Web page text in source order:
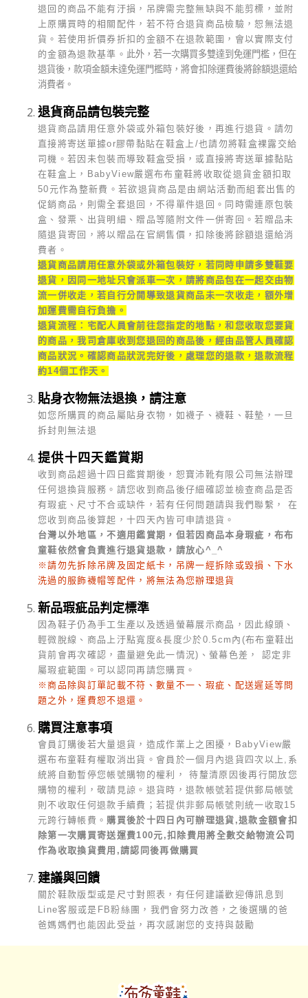
退回的商品不能有汙損，吊牌需完整無缺與不能剪標，並附
上原購買時的相關配件，若不符合退貨商品檢驗，恕無法退
貨。若使用折價券折扣的金額不在退款範圍，會以實際支付
的金額為退款基準。 此外，若一次購買多雙達到免運門檻，但在
退貨後，款項金額未達免運門檻時，將會扣除運費後將餘額退還給
消費者。
退貨商品請包裝完整
退貨商品請用任意外袋或外箱包裝好後，再進行退貨。請勿
直接將寄送單據or膠帶黏貼在鞋盒上/也請勿將鞋盒裸露交給
司機。若因未包裝而導致鞋盒受損，或直接將寄送單據黏貼
在鞋盒上，BabyView嚴選布布童鞋將收取從退貨金額扣取
50元作為整新費。若欲退貨商品是由網站活動而組套出售的
促銷商品，則需全套退回，不得單件退回。同時需連原包裝
盒、發票、出貨明細、贈品等隨附文件一併寄回。若贈品未
隨退貨寄回，將以贈品在官網售價，扣除後將餘額退還給消
費者。
退貨商品請用任意外袋或外箱包裝好，若同時申請多雙鞋要
退貨，因同一地址只會派車一次，請將商品包在一起交由物
流一併收走，若自行分開導致退貨商品未一次收走，額外增
加運費需自行負擔。
退貨流程：宅配人員會前往您指定的地點，和您收取您要貨
的商品，我司倉庫收到您退回的商品後，經由品管人員確認
商品狀況。確認商品狀況完好後，處理您的退款，退款流程
約14個工作天。
貼身衣物無法退換，請注意
如您所購買的商品屬貼身衣物，如襪子、襪鞋、鞋墊，一旦
拆封則無法退
提供十四天鑑賞期
收到商品超過十四日鑑賞期後，恕寶沛靴有限公司無法辦理
任何退換貨服務。請您收到商品後仔細確認並檢查商品是否
有瑕疵、尺寸不合或缺件，若有任何問題請與我們聯繫， 在
您收到商品後算起，十四天內皆可申請退貨。
台灣以外地區，不適用鑑賞期，但若因商品本身瑕疵，布布
童鞋依然會負責進行退貨退款，請放心^_^
※請勿先拆除吊牌及固定紙卡，吊牌一經拆除或毀損、下水
洗過的服飾襪帽等配件，將無法為您辦理退貨
新品瑕疵品判定標準
因為鞋子仍為手工生產以及透過螢幕展示商品，因此線頭、
輕微脫線、商品上汙點寬度&長度少於0.5cm內(布布童鞋出
貨前會再次確認，盡量避免此一情況)、螢幕色差， 認定非
屬瑕疵範圍。可以認同再請您購買。
※商品除與訂單記載不符、數量不一、瑕疵、配送遲延等問
題之外，運費恕不退還。
購買注意事項
會員訂購後若大量退貨，造成作業上之困擾，BabyView嚴
選布布童鞋有權取消出貨。會員於一個月內退貨四次以上,系
統將自動暫停您帳號購物的權利， 待釐清原因後再行開放您
購物的權利，敬請見諒。 退貨時，退款帳號若提供郵局帳號
則不收取任何退款手續費；若提供非郵局帳號則統一收取15
元跨行轉帳費。 購買後於十四日內可辦理退貨,退款金額會扣
除第一次購買寄送運費100元,扣除費用將全數交給物流公司
作為收取換貨費用,請認同後再做購買
建議與回饋
關於鞋款版型或是尺寸對照表，有任何建議歡迎傳訊息到
Line客服或是FB粉絲團，我們會努力改善，之後選購的爸
爸媽媽們也能因此受益，再次感謝您的支持與鼓勵